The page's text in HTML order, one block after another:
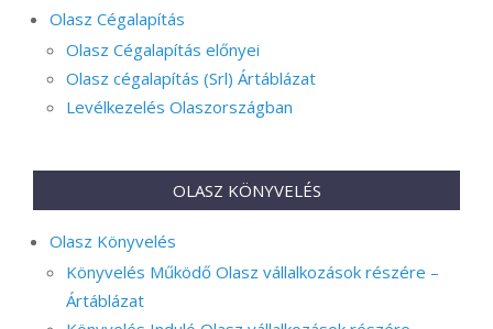
Olasz Cégalapítás
Olasz Cégalapítás előnyei
Olasz cégalapítás (Srl) Ártáblázat
Levélkezelés Olaszországban
OLASZ KÖNYVELÉS
Olasz Könyvelés
Könyvelés Működő Olasz vállalkozások részére –
Ártáblázat